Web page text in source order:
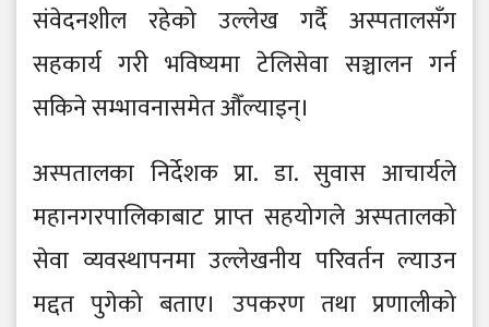
संवेदनशील रहेको उल्लेख गर्दै अस्पतालसँग
सहकार्य गरी भविष्यमा टेलिसेवा सञ्चालन गर्न
सकिने सम्भावनासमेत औँल्याइन्।
अस्पतालका निर्देशक प्रा. डा. सुवास आचार्यले
महानगरपालिकाबाट प्राप्त सहयोगले अस्पतालको
सेवा व्यवस्थापनमा उल्लेखनीय परिवर्तन ल्याउन
मद्दत पुगेको बताए। उपकरण तथा प्रणालीको